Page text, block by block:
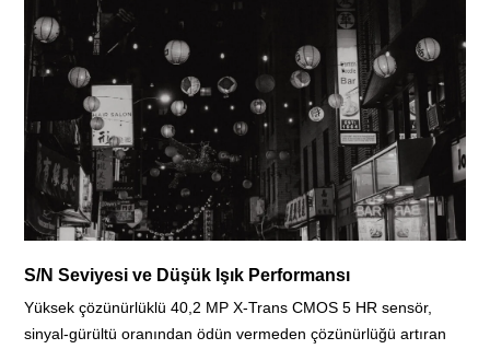
S/N Seviyesi ve Düşük Işık Performansı
Yüksek çözünürlüklü 40,2 MP X-Trans CMOS 5 HR sensör,
sinyal-gürültü oranından ödün vermeden çözünürlüğü artıran